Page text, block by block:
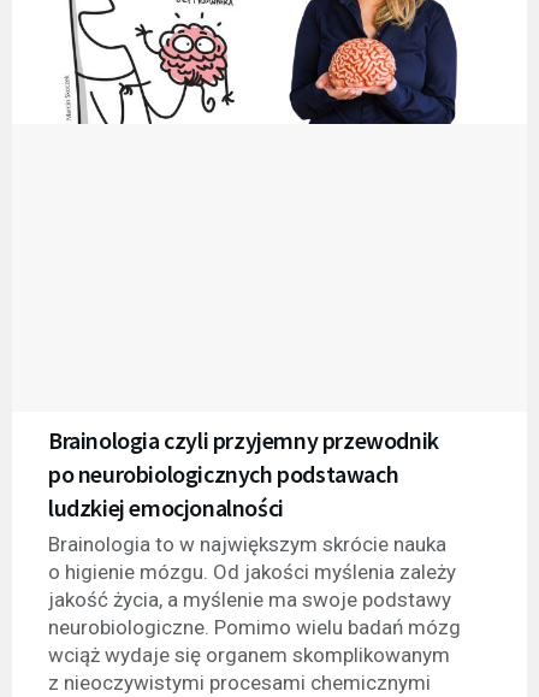
Brainologia czyli przyjemny przewodnik
po neurobiologicznych podstawach
ludzkiej emocjonalności
Brainologia to w największym skrócie nauka
o higienie mózgu. Od jakości myślenia zależy
jakość życia, a myślenie ma swoje podstawy
neurobiologiczne. Pomimo wielu badań mózg
wciąż wydaje się organem skomplikowanym
z nieoczywistymi procesami chemicznymi